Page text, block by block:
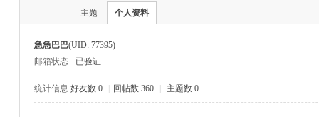
主题 个人资料
急急巴巴(UID: 77395)
邮箱状态
已验证
统计信息 好友数 0 回帖数 360 主题数 0